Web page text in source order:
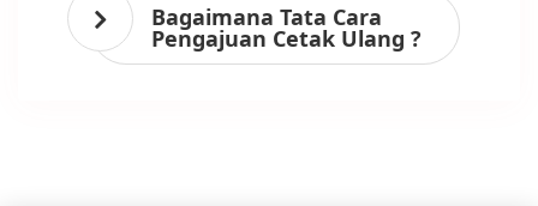
Bagaimana Tata Cara
Pengajuan Cetak Ulang ?